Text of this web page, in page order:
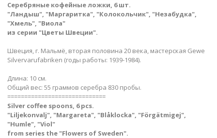
Серебряные кофейные ложки, 6 шт.
"Ландыш", "Маргаритка", "Колокольчик", "Незабудка",
"Хмель", "Виола"
из серии "Цветы Швеции".
Швеция, г. Мальмё, вторая половина 20 века, мастерская Gewe
Silvervarufabriken (годы работы: 1939-1984).
Длина: 10 см.
Общий вес: 55 граммов серебра 830 пробы.
=============================
Silver coffee spoons, 6 pcs.
"Liljekonvalj", "Margareta", "Blåklocka", "Förgätmigej",
"Humle", "Viol"
from series the "Flowers of Sweden".